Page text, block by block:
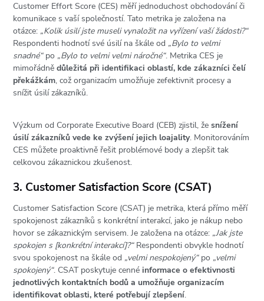
Customer Effort Score (CES) měří jednoduchost obchodování či
komunikace s vaší společností. Tato metrika je založena na
otázce: „Kolik úsilí jste museli vynaložit na vyřízení vaší žádosti?“
Respondenti hodnotí své úsilí na škále od „Bylo to velmi
snadné“po „Bylo to velmi velmi náročné“. Metrika CES je
mimořádnědůležitá při identifikaci oblastí, kde zákazníci čelí
překážkám, což organizacím umožňuje zefektivnit procesy a
snížit úsilí zákazníků.
Výzkum od Corporate Executive Board (CEB) zjistil, žesnížení
úsilí zákazníků vede ke zvýšení jejich loajality. Monitorováním
CES můžete proaktivně řešit problémové body a zlepšit tak
celkovou zákaznickou zkušenost.
3. Customer Satisfaction Score (CSAT)
Customer Satisfaction Score (CSAT) je metrika, která přímo měří
spokojenost zákazníků s konkrétní interakcí, jako je nákup nebo
hovor se zákaznickým servisem. Je založena na otázce: „Jak jste
spokojen s [konkrétní interakcí]?“ Respondenti obvykle hodnotí
svou spokojenost na škále od „velmi nespokojený“po „velmi
spokojený“. CSAT poskytuje cennéinformace o efektivnosti
jednotlivých kontaktních bodů a umožňuje organizacím
identifikovat oblasti, které potřebují zlepšení.